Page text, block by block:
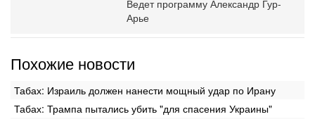
Ведет программу Александр Гур-
Арье
Похожие новости
Табах: Израиль должен нанести мощный удар по Ирану
Табах: Трампа пытались убить "для спасения Украины"